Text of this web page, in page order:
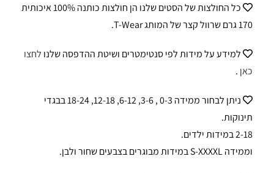
כל החולצות של הסטים שלנו הן חולצות כותנה 100% איכותית
170 גרם שרוול קצר של המותג T-Wear.
למידע על מידות לפי סנטימטרים ושיטת ההדפסה שלנו לחצו
כאן .
ניתן לבחור ממידה 0-3 , 3-6, 6-12, 12-18, 18-24 בבגדי
תינוקות.
2-18 במידות ילדים.
וממידה S-XXXXL במידות מבוגרים בצבעים שחור ולבן.